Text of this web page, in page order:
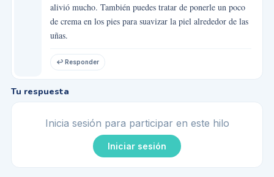
alivió mucho. También puedes tratar de ponerle un poco
de crema en los pies para suavizar la piel alrededor de las
uñas.
↩ Responder
Tu respuesta
Inicia sesión para participar en este hilo
Iniciar sesión